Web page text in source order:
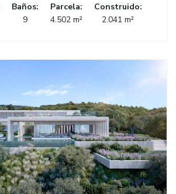
Baños:
9
Parcela:
4.502 m²
Construido:
2.041 m²